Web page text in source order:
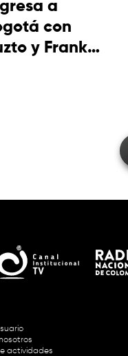
a
con
y Frank
actividades